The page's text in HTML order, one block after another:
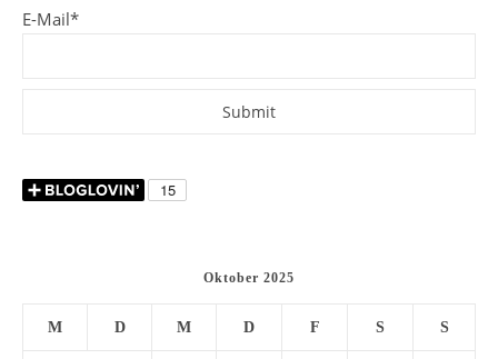
E-Mail*
Oktober 2025
M D M D F S S